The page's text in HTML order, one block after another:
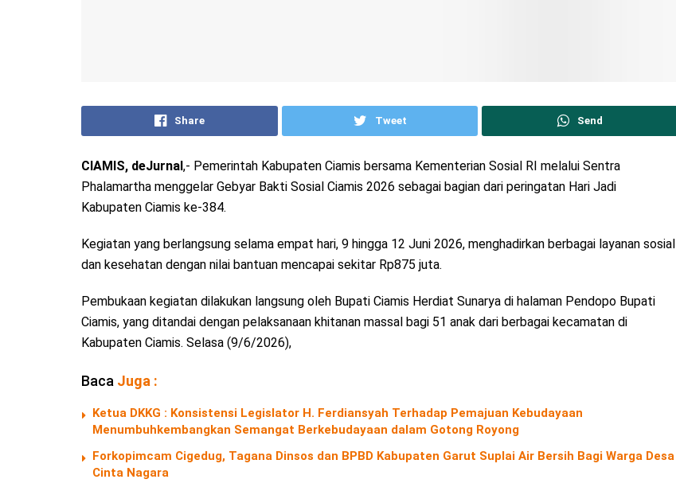
Share Tweet Send
CIAMIS, deJurnal,- Pemerintah Kabupaten Ciamis bersama Kementerian Sosial RI melalui Sentra
Phalamartha menggelar Gebyar Bakti Sosial Ciamis 2026 sebagai bagian dari peringatan Hari Jadi
Kabupaten Ciamis ke-384.
Kegiatan yang berlangsung selama empat hari, 9 hingga 12 Juni 2026, menghadirkan berbagai layanan sosial
dan kesehatan dengan nilai bantuan mencapai sekitar Rp875 juta.
Pembukaan kegiatan dilakukan langsung oleh Bupati Ciamis Herdiat Sunarya di halaman Pendopo Bupati
Ciamis, yang ditandai dengan pelaksanaan khitanan massal bagi 51 anak dari berbagai kecamatan di
Kabupaten Ciamis. Selasa (9/6/2026),
Baca Juga :
Ketua DKKG : Konsistensi Legislator H. Ferdiansyah Terhadap Pemajuan Kebudayaan
Menumbuhkembangkan Semangat Berkebudayaan dalam Gotong Royong
Forkopimcam Cigedug, Tagana Dinsos dan BPBD Kabupaten Garut Suplai Air Bersih Bagi Warga Desa
Cinta Nagara